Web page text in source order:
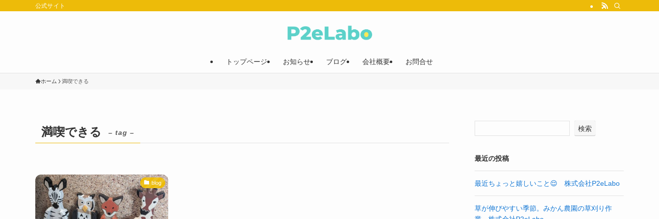
公式サイト
トップページ お知らせ ブログ 会社概要 お問合せ
ホーム 満喫できる
満喫できる – tag –
blog
検索
最近の投稿
最近ちょっと嬉しいこと😌 株式会社P2eLabo
草が伸びやすい季節。みかん農園の草刈り作